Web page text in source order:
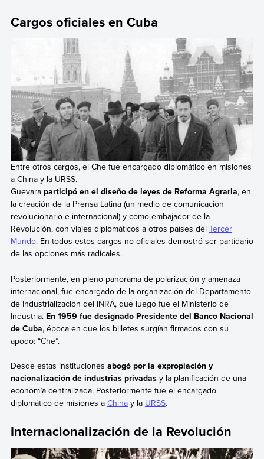
Cargos oficiales en Cuba
Entre otros cargos, el Che fue encargado diplomático en misiones
a China y la URSS.
Guevara participó en el diseño de leyes de Reforma Agraria, en
la creación de la Prensa Latina (un medio de comunicación
revolucionario e internacional) y como embajador de la
Revolución, con viajes diplomáticos a otros países del Tercer
Mundo. En todos estos cargos no oficiales demostró ser partidario
de las opciones más radicales.
Posteriormente, en pleno panorama de polarización y amenaza
internacional, fue encargado de la organización del Departamento
de Industrialización del INRA, que luego fue el Ministerio de
Industria.En 1959 fue designado Presidente del Banco Nacional
de Cuba, época en que los billetes surgían firmados con su
apodo: “Che”.
Desde estas instituciones abogó por la expropiación y
nacionalización de industrias privadasy la planificación de una
economía centralizada. Posteriormente fue el encargado
diplomático de misiones a Chinay la URSS.
Internacionalización de la Revolución